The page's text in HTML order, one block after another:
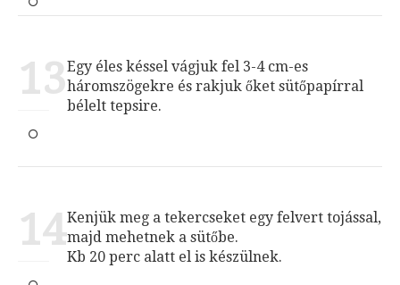
13Egy éles késsel vágjuk fel 3-4 cm-es
háromszögekre és rakjuk őket sütőpapírral
bélelt tepsire.
14Kenjük meg a tekercseket egy felvert tojással,
majd mehetnek a sütőbe.
Kb 20 perc alatt el is készülnek.